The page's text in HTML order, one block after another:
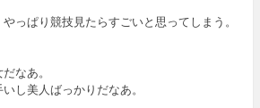
っぱり競技見たらすごいと思ってしまう。
なあ。
し美人ばっかりだなあ。